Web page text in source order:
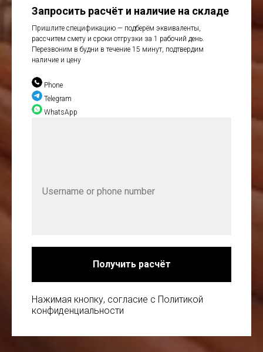
Запросить расчёт и наличие на складе
Пришлите спецификацию — подберём эквиваленты,
рассчитем смету и сроки отгрузки за 1 рабочий день.
Перезвоним в будни в течение 15 минут, подтвердим
наличие и цену
Phone
Telegram
WhatsApp
Получить расчёт
Нажимая кнопку, согласие с Политикой
конфиденциальности